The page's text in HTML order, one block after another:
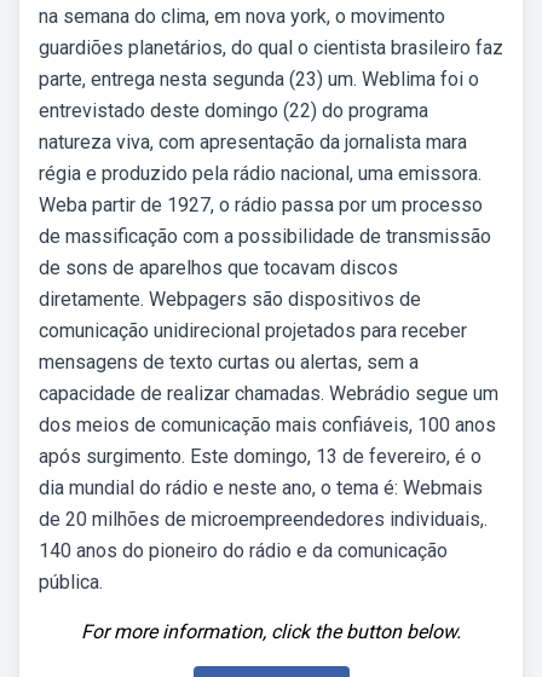
na semana do clima, em nova york, o movimento
guardiões planetários, do qual o cientista brasileiro faz
parte, entrega nesta segunda (23) um. Weblima foi o
entrevistado deste domingo (22) do programa
natureza viva, com apresentação da jornalista mara
régia e produzido pela rádio nacional, uma emissora.
Weba partir de 1927, o rádio passa por um processo
de massificação com a possibilidade de transmissão
de sons de aparelhos que tocavam discos
diretamente. Webpagers são dispositivos de
comunicação unidirecional projetados para receber
mensagens de texto curtas ou alertas, sem a
capacidade de realizar chamadas. Webrádio segue um
dos meios de comunicação mais confiáveis, 100 anos
após surgimento. Este domingo, 13 de fevereiro, é o
dia mundial do rádio e neste ano, o tema é: Webmais
de 20 milhões de microempreendedores individuais,.
140 anos do pioneiro do rádio e da comunicação
pública.
For more information, click the button below.